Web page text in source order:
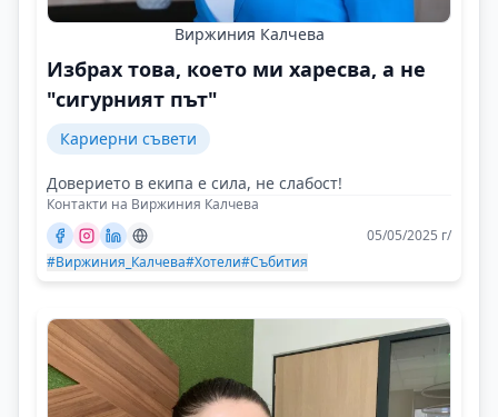
Виржиния Калчева
Избрах това, което ми харесва, а не
"сигурният път"
Кариерни съвети
Доверието в екипа е сила, не слабост!
Контакти на Виржиния Калчева
05/05/2025 г/
#Виржиния_Калчева#Хотели#Събития